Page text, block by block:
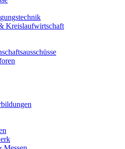
Kreislaufwirtschaft